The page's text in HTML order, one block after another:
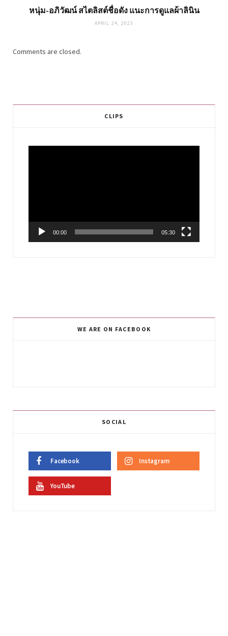
หนุ่ม-อภิวัฒน์ สไตลิสต์ชื่อดัง แนะการดูแลผ้าลินิน
APRIL 24, 2023
Comments are closed.
CLIPS
00:00 05:30
WE ARE ON FACEBOOK
SOCIAL
Facebook Instagram
YouTube